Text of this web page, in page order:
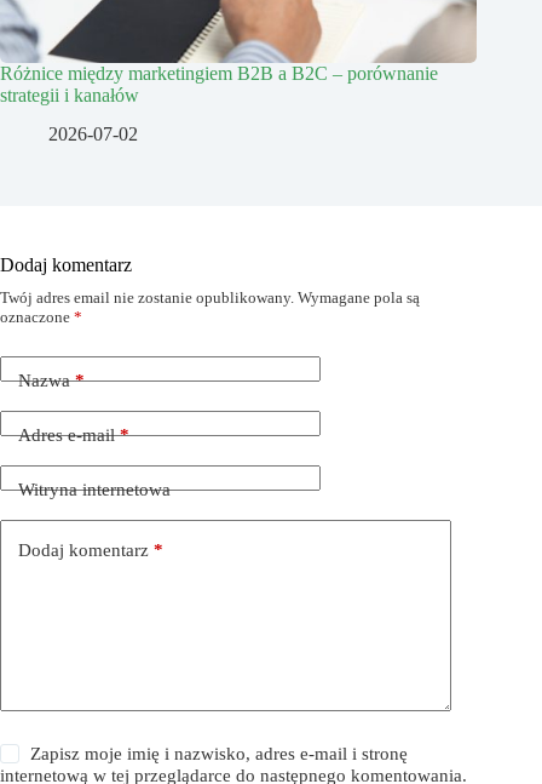
Różnice między marketingiem B2B a B2C – porównanie
strategii i kanałów
2026-07-02
Dodaj komentarz
Twój adres email nie zostanie opublikowany. Wymagane pola są
oznaczone *
Nazwa*
Adres e-mail*
Witryna internetowa
Dodaj komentarz *
Zapisz moje imię i nazwisko, adres e-mail i stronę
internetową w tej przeglądarce do następnego komentowania.